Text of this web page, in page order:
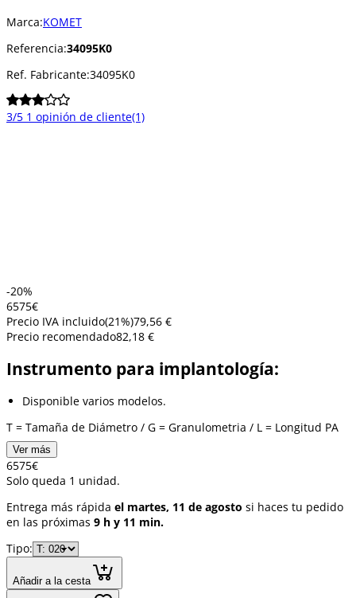
Marca:KOMET
Referencia:34095K0
Ref. Fabricante:34095K0
3/5 1 opinión de cliente(1)
-20%
6575€
Precio IVA incluido(21%)79,56 €
Precio recomendado82,18 €
Instrumento para implantología:
Disponible varios modelos.
T = Tamaña de Diámetro / G = Granulometria / L = Longitud PA
Ver más
6575€
Solo queda 1 unidad.
Entrega más rápida el martes, 11 de agosto si haces tu pedido
en las próximas 9 h y 11 min.
Tipo:
Añadir a la cesta